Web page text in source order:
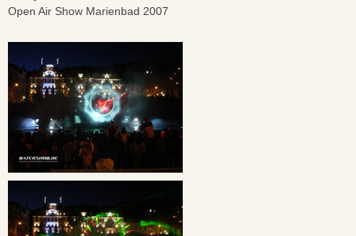
Open Air Show Marienbad 2007